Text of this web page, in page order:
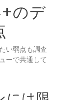
のデ
い弱点も調査
ーで共通して